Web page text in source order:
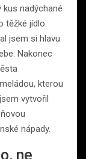
nadýchané
těžké jídlo.
jsem si hlavu
Nakonec
kterou
vytvořil
nápady.
ne